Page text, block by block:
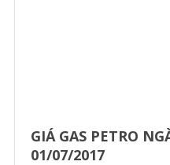
GIÁ GAS PETRO
01/07/2017